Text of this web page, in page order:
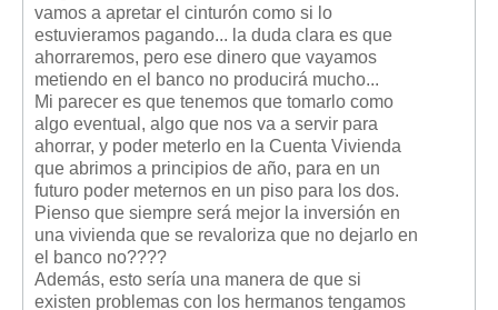
vamos a apretar el cinturón como si lo
estuvieramos pagando... la duda clara es que
ahorraremos, pero ese dinero que vayamos
metiendo en el banco no producirá mucho...
Mi parecer es que tenemos que tomarlo como
algo eventual, algo que nos va a servir para
ahorrar, y poder meterlo en la Cuenta Vivienda
que abrimos a principios de año, para en un
futuro poder meternos en un piso para los dos.
Pienso que siempre será mejor la inversión en
una vivienda que se revaloriza que no dejarlo en
el banco no????
Además, esto sería una manera de que si
existen problemas con los hermanos tengamos